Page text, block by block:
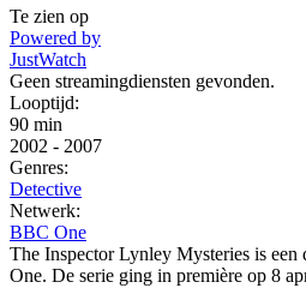
Te zien op
Powered by
JustWatch
Geen streamingdiensten gevonden.
Looptijd:
90 min
2002 - 2007
Genres:
Detective
Netwerk:
BBC One
The Inspector Lynley Mysteries is een
One. De serie ging in première op 8